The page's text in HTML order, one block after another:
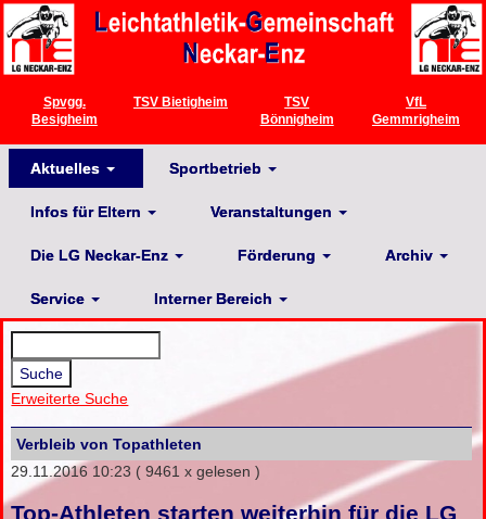
Spvgg.
Besigheim
TSV Bietigheim
TSV
Bönnigheim
VfL
Gemmrigheim
Aktuelles Sportbetrieb
Infos für Eltern Veranstaltungen
Die LG Neckar-Enz Förderung Archiv
Service Interner Bereich
Erweiterte Suche
Verbleib von Topathleten
29.11.2016 10:23 ( 9461 x gelesen )